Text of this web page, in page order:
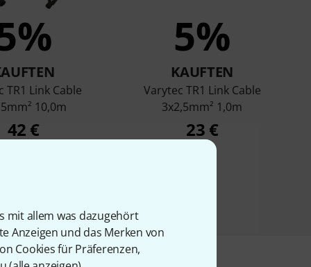
mit allem was dazugehört
Anzeigen und das Merken von
Cookies für Präferenzen,
TR1 Link Cable
10,0m
42 €
5%
KAUFTEN
Varytec TR1 Link Cable
3x2,5mm² 1,0m
23 €